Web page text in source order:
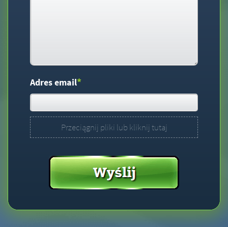
Adres email*
Przeciągnij pliki lub kliknij tutaj